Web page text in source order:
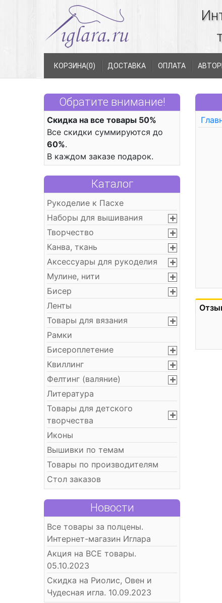
КОРЗИНА(0) ДОСТАВКА ОПЛАТА
Обратите внимание!
Скидка на все товары 50%
Все скидки суммируются до
60%.
В каждом заказе подарок.
Каталог
Рукоделие к Пасхе
Наборы для вышивания
Творчество
Канва, ткань
Аксессуары для рукоделия
Мулине, нити
Бисер
Ленты
Товары для вязания
Рамки
Бисероплетение
Квиллинг
Фелтинг (валяние)
Литература
Товары для детского
творчества
Иконы
Вышивки по темам
Товары по производителям
Стол заказов
Новости
Все товары за полцены.
Интернет-магазин Иглара
Акция на ВСЕ товары.
05.10.2023
Скидка на Риолис, Овен и
Чудесная игла. 10.09.2023